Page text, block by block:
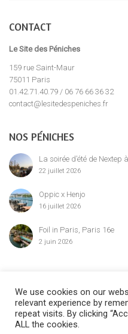
CONTACT
Le Site des Péniches
159 rue Saint-Maur
75011 Paris
01.42.71.40.79 / 06 76 66 36 32
contact@lesitedespeniches.fr
NOS PÉNICHES
La soirée d’été de Nextep
22 juillet 2026
Oppic x Henjo
16 juillet 2026
Foil in Paris, Paris 16e
2 juin 2026
We use cookies on our
relevant experience by
repeat visits. By clicking
ALL the cookies.